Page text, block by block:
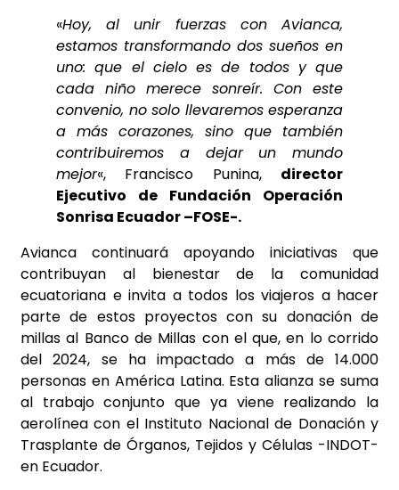
«Hoy, al unir fuerzas con Avianca,
estamos transformando dos sueños en
uno: que el cielo es de todos y que
cada niño merece sonreír. Con este
convenio, no solo llevaremos esperanza
a más corazones, sino que también
contribuiremos a dejar un mundo
mejor«, Francisco Punina, director
Ejecutivo de Fundación Operación
Sonrisa Ecuador –FOSE-.
Avianca continuará apoyando iniciativas que
contribuyan al bienestar de la comunidad
ecuatoriana e invita a todos los viajeros a hacer
parte de estos proyectos con su donación de
millas al Banco de Millas con el que, en lo corrido
del 2024, se ha impactado a más de 14.000
personas en América Latina. Esta alianza se suma
al trabajo conjunto que ya viene realizando la
aerolínea con el Instituto Nacional de Donación y
Trasplante de Órganos, Tejidos y Células -INDOT-
en Ecuador.